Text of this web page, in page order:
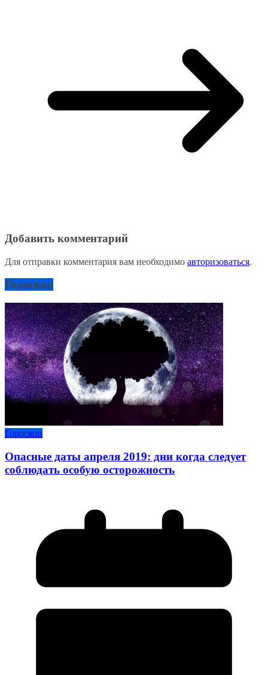
Добавить комментарий
Для отправки комментария вам необходимо авторизоваться.
Гороскоп
Гороскоп
Опасные даты апреля 2019: дни когда следует
соблюдать особую осторожность